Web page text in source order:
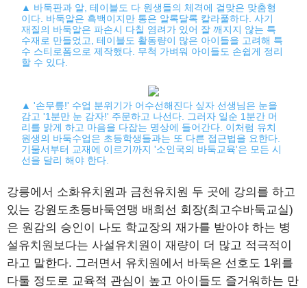
▲ 바둑판과 알, 테이블도 다 원생들의 체격에 걸맞은 맞춤형
이다. 바둑알은 흑백이지만 통은 알록달록 칼라풀하다. 사기
재질의 바둑알은 파손시 다칠 염려가 있어 잘 깨지지 않는 특
수재로 만들었고, 테이블도 활동량이 많은 아이들을 고려해 특
수 스티로폼으로 제작했다. 무척 가벼워 아이들도 손쉽게 정리
할 수 있다.
▲ '손무릎!' 수업 분위기가 어수선해진다 싶자 선생님은 눈을
감고 '1분만 눈 감자!' 주문하고 나선다. 그러자 일순 1분간 머
리를 맑게 하고 마음을 다잡는 명상에 들어간다. 이처럼 유치
원생의 바둑수업은 초등학생들과는 또 다른 접근법을 요한다.
기물서부터 교재에 이르기까지 '소인국의 바둑교육'은 모든 시
선을 달리 해야 한다.
강릉에서 소화유치원과 금천유치원 두 곳에 강의를 하고
있는 강원도초등바둑연맹 배희선 회장(최고수바둑교실)
은 원감의 승인이 나도 학교장의 재가를 받아야 하는 병
설유치원보다는 사설유치원이 재량이 더 많고 적극적이
라고 말한다. 그러면서 유치원에서 바둑은 선호도 1위를
다툴 정도로 교육적 관심이 높고 아이들도 즐거워하는 만